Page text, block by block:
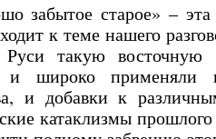
забытое старое» – эта
к теме нашего
такую восточную
широко применяли
и добавки к
катаклизмы